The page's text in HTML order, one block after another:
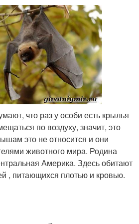
что раз у особи есть крылья
по воздуху, значит, это
это не относится и они
животного мира. Родина
Америка. Здесь обитают
, питающихся плотью и кровью.